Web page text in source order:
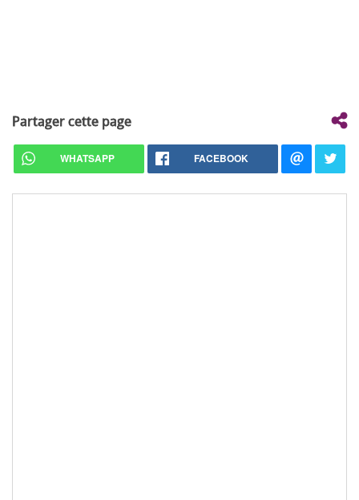
Partager cette page
WHATSAPP FACEBOOK